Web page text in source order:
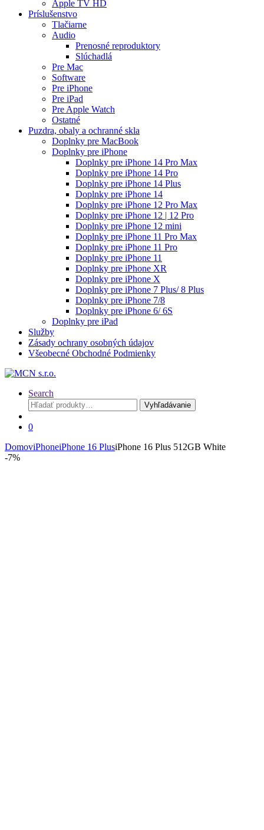
Apple TV HD
Príslušenstvo
Tlačiarne
Audio
Prenosné reproduktory
Slúchadlá
Pre Mac
Software
Pre iPhone
Pre iPad
Pre Apple Watch
Ostatné
Puzdra, obaly a ochranné skla
Doplnky pre MacBook
Doplnky pre iPhone
Doplnky pre iPhone 14 Pro Max
Doplnky pre iPhone 14 Pro
Doplnky pre iPhone 14 Plus
Doplnky pre iPhone 14
Doplnky pre iPhone 12 Pro Max
Doplnky pre iPhone 12 | 12 Pro
Doplnky pre iPhone 12 mini
Doplnky pre iPhone 11 Pro Max
Doplnky pre iPhone 11 Pro
Doplnky pre iPhone 11
Doplnky pre iPhone XR
Doplnky pre iPhone X
Doplnky pre iPhone 7 Plus/ 8 Plus
Doplnky pre iPhone 7/8
Doplnky pre iPhone 6/ 6S
Doplnky pre iPad
Služby
Zásady ochrany osobných údajov
Všeobecné Obchodné Podmienky
Search
Hľadať:
Vyhľadávanie
0
DomoviPhoneiPhone 16 PlusiPhone 16 Plus 512GB White
-7%